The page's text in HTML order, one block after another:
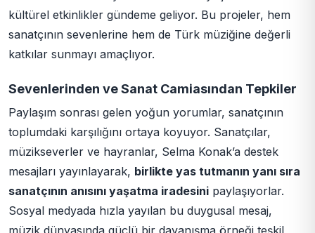
kültürel etkinlikler gündeme geliyor. Bu projeler, hem
sanatçının sevenlerine hem de Türk müziğine değerli
katkılar sunmayı amaçlıyor.
Sevenlerinden ve Sanat Camiasından Tepkiler
Paylaşım sonrası gelen yoğun yorumlar, sanatçının
toplumdaki karşılığını ortaya koyuyor. Sanatçılar,
müzikseverler ve hayranlar, Selma Konak’a destek
mesajları yayınlayarak, birlikte yas tutmanın yanı sıra
sanatçının anısını yaşatma iradesini paylaşıyorlar.
Sosyal medyada hızla yayılan bu duygusal mesaj,